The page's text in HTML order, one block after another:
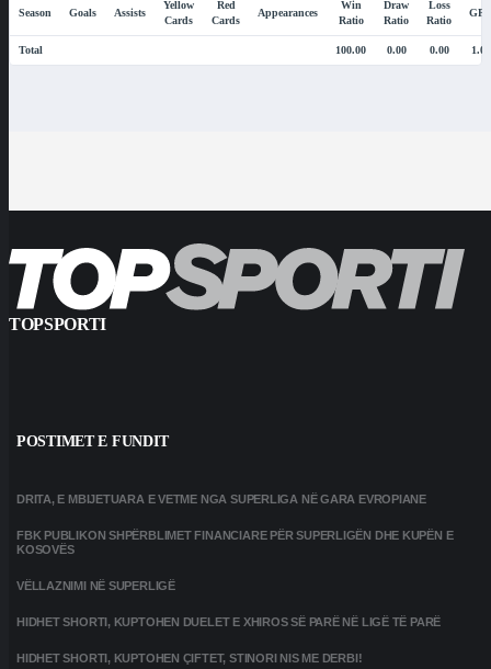
Season Goals Assists
Yellow
Cards
Red
Cards
Appearances
Win
Ratio
Draw
Ratio
Loss
Ratio
Total 100.00 0.00 0.00 1.00
TOPSPORTI
POSTIMET E FUNDIT
DRITA, E MBIJETUARA E VETME NGA SUPERLIGA NË GARA EVROPIANE
FBK PUBLIKON SHPËRBLIMET FINANCIARE PËR SUPERLIGËN DHE KUPËN E
KOSOVËS
VËLLAZNIMI NË SUPERLIGË
HIDHET SHORTI, KUPTOHEN DUELET E XHIROS SË PARË NË LIGË TË PARË
HIDHET SHORTI, KUPTOHEN ÇIFTET, STINORI NIS ME DERBI!